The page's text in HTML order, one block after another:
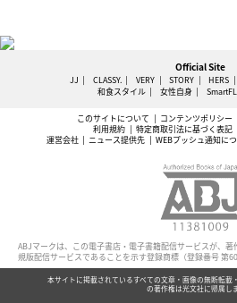
Official Site
JJ CLASSY. VERY STORY HERS
和食スタイル
女性自身
このサイトについて コンテンツポリシー
利用規約
特定商取引法に基づく表記
運営会社
ニュース提供先 WEBプッシュ通知に
ABJマークは、この電子書店・電子書籍配信サービスが、
規版配信サービスであることを示す登録商標（登録番号 第
本サイトに掲載されているすべての文章・画像の無断転載
の著作権は光文社に帰属しま